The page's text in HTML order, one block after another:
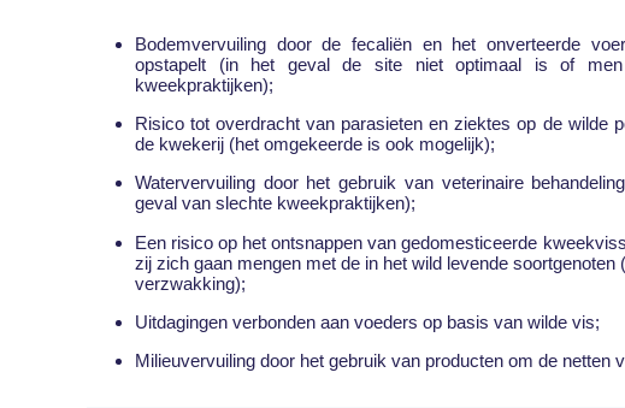
Bodemvervuiling door de fecaliën en het onverteerde
opstapelt (in het geval de site niet optimaal is of
kweekpraktijken);
Risico tot overdracht van parasieten en ziektes op de wilde
de kwekerij (het omgekeerde is ook mogelijk);
Watervervuiling door het gebruik van veterinaire
geval van slechte kweekpraktijken);
Een risico op het ontsnappen van gedomesticeerde
zij zich gaan mengen met de in het wild levende
verzwakking);
Uitdagingen verbonden aan voeders op basis van wilde vis;
Milieuvervuiling door het gebruik van producten om de netten